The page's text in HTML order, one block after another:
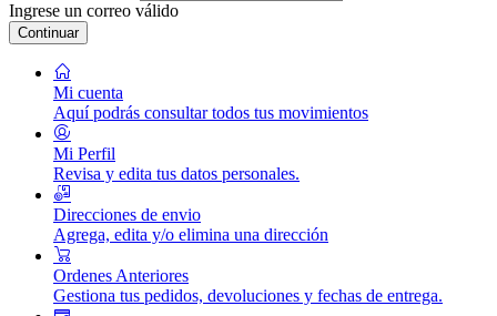
Ingrese un correo válido
Continuar
Mi cuenta
Aquí podrás consultar todos tus movimientos
Mi Perfil
Revisa y edita tus datos personales.
Direcciones de envio
Agrega, edita y/o elimina una dirección
Ordenes Anteriores
Gestiona tus pedidos, devoluciones y fechas de entrega.